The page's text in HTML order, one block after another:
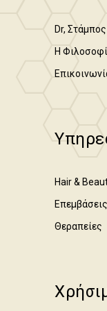
Dr,
Η
Hair &
Επεμβάσεις
Θεραπείες